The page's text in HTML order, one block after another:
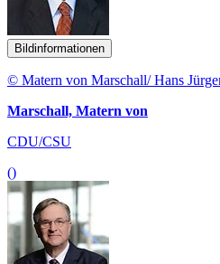
Bildinformationen
© Matern von Marschall/ Hans
Marschall, Matern von
CDU/CSU
()